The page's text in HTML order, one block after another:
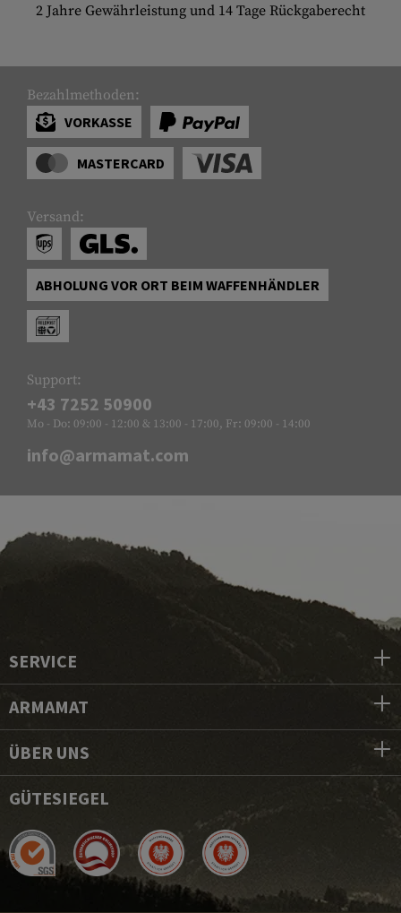
2 Jahre Gewährleistung und 14 Tage Rückgaberecht
Bezahlmethoden:
VORKASSE
MASTERCARD
Versand:
ABHOLUNG VOR ORT BEIM WAFFENHÄNDLER
Support:
+43 7252 50900
Mo - Do: 09:00 - 12:00 & 13:00 - 17:00, Fr: 09:00 - 14:00
info@armamat.com
SERVICE
ARMAMAT
ÜBER UNS
GÜTESIEGEL